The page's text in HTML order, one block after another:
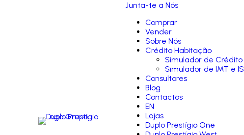
Junta-te a Nós
Comprar
Vender
Sobre Nós
Crédito Habitação
Simulador de Crédito
Simulador de IMT e IS
Consultores
Blog
Contactos
EN
Lojas
Duplo Prestígio One